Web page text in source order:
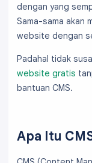
dengan yang
Sama-sama akan
website dengan
Padahal tidak
website gratis
bantuan CMS.
Apa Itu